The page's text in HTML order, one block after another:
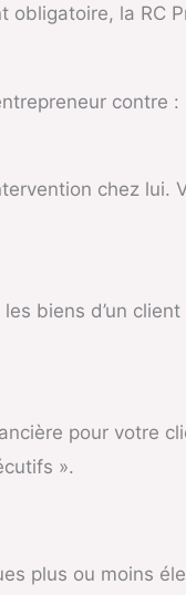
obligatoire, la
contre :
chez
biens d’un
pour votre
».
plus ou moins